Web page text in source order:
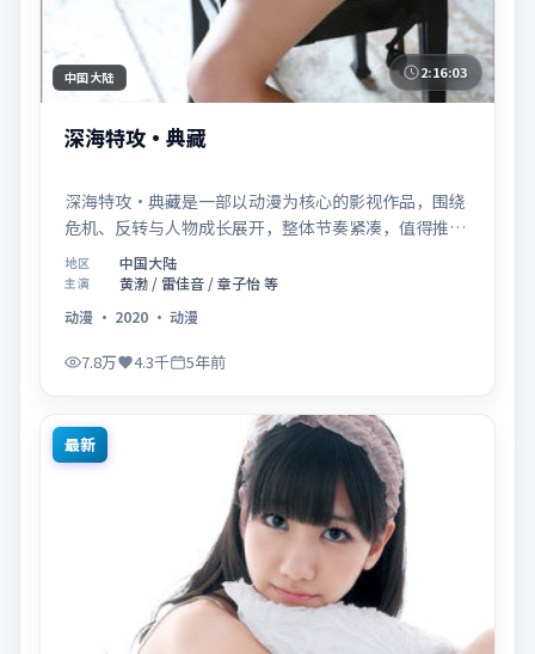
中国大陆 2:16:03
深海特攻·典藏
深海特攻·典藏是一部以动漫为核心的影视作品，围绕
危机、反转与人物成长展开，整体节奏紧凑，值得推荐
观看。
地区 中国大陆
主演
黄渤 / 雷佳音 / 章子怡 等
动漫 · 2020 · 动漫
7.8万 4.3千 5年前
最新